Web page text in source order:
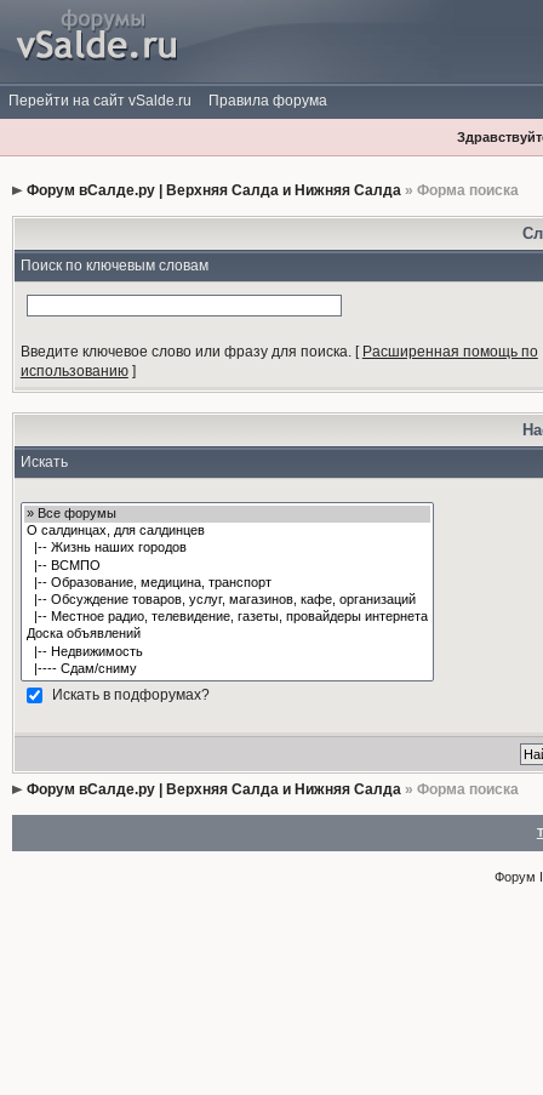
Перейти на сайт vSalde.ru Правила форума
Форум вСалде.ру | Верхняя Салда и Нижняя Салда» Форма поиска
Поиск по ключевым словам
Введите ключевое слово или фразу для поиска.[ Расширенная помощь по
использованию]
Искать
Искать в подфорумах?
Форум вСалде.ру | Верхняя Салда и Нижняя Салда» Форма поиска
Форум